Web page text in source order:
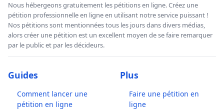
Nous hébergeons gratuitement les pétitions en ligne. Créez une
pétition professionnelle en ligne en utilisant notre service puissant !
Nos pétitions sont mentionnées tous les jours dans divers médias,
alors créer une pétition est un excellent moyen de se faire remarquer
par le public et par les décideurs.
Guides
Comment lancer une
pétition en ligne
Plus
Faire une pétition en
ligne